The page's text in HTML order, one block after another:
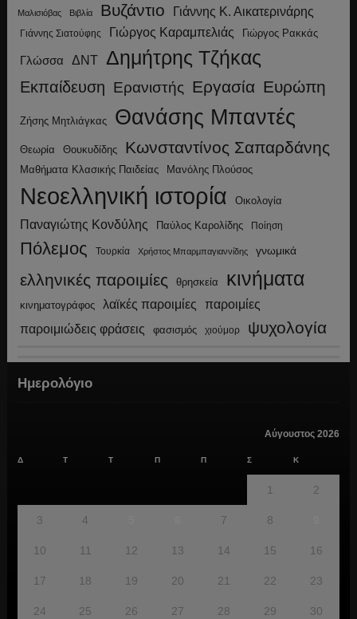
Μαλισιόβας Βιβλία Βυζάντιο Γιάννης Κ. Αικατερινάρης
Γιάννης Σιατούφης Γιώργος Καραμπελιάς Γιώργος Ρακκάς
Γλώσσα ΔΝΤ Δημήτρης Τζήκας
Εκπαίδευση Ερανιστής Εργασία Ευρώπη
Ζήσης Μητλιάγκας Θανάσης Μπαντές
Θεωρία Θουκυδίδης Κωνσταντίνος Σαπαρδάνης
Μαθήματα Κλασικής Παιδείας Μανόλης Πλούσος
Νεοελληνική ιστορία Οικολογία
Παναγιώτης Κονδύλης Παύλος Καρολίδης Ποίηση
Πόλεμος Τουρκία Χρήστος Μπαρμπαγιαννίδης γνωμικά
ελληνικές παροιμίες θρησκεία κινήματα
κινηματογράφος λαϊκές παροιμίες παροιμίες
παροιμιώδεις φράσεις φασισμός χιούμορ ψυχολογία
Ημερολόγιο
Αύγουστος 2026
Δ Τ Τ Π Π Σ Κ
1 2
3 4 7 8
10 11 12 13 14 15 16
17 18 19 20 21 22 23
24 25 26 27 28 29 30